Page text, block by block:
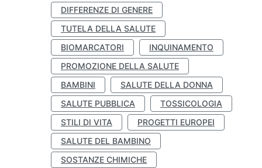
DIFFERENZE DI GENERE
TUTELA DELLA SALUTE
BIOMARCATORI
INQUINAMENTO
PROMOZIONE DELLA SALUTE
BAMBINI
SALUTE DELLA DONNA
SALUTE PUBBLICA
TOSSICOLOGIA
STILI DI VITA
PROGETTI EUROPEI
SALUTE DEL BAMBINO
SOSTANZE CHIMICHE